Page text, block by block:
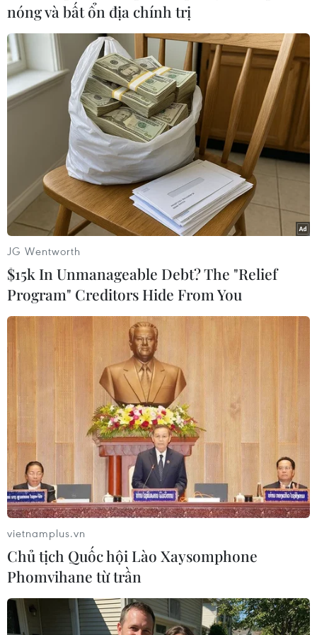
tâm Y tế huyện Đắk Song điều trị.
Vụ việc đang tiếp tục được các cơ quan chức
năng điều tra làm rõ./.
(TTXVN/Vietnam+)
#Mâu thuẫn cá nhân
#Công an tỉnh Đắk Nông
#Công an huyện Đắk Song
Lâm Đồng
Đắk Nông
Theo dõi VietnamPlus
TIN LIÊN QUAN
nóng và bất ổn địa chính trị
JG Wentworth
$15k In Unmanageable Debt? The "Relief
Program" Creditors Hide From You
vietnamplus.vn
Chủ tịch Quốc hội Lào Xaysomphone
Phomvihane từ trần